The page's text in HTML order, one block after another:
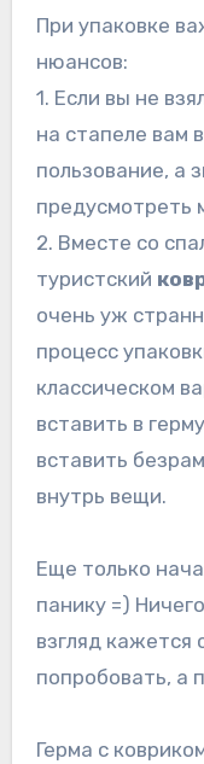
При упаковке
нюансов:
1. Если вы не
на стапеле вам
пользование, а
предусмотреть
2. Вместе со
туристский
очень уж
процесс
классическом
вставить в
вставить
внутрь вещи.
Еще только
панику =)
взгляд
попробовать, а
Герма с